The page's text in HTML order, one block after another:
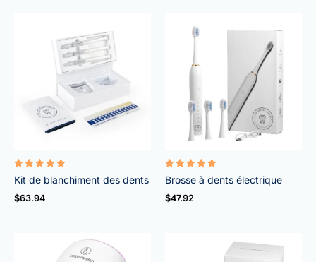
Note
4.95
sur 5
Kit de blanchiment des dents
$63.94
Note
5.00
sur 5
Brosse à dents électrique
$47.92